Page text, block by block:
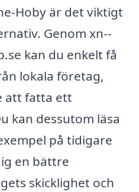
Hoby är det viktigt
Genom xn--
kan du enkelt få
lokala företag,
att fatta ett
kan dessutom läsa
på tidigare
en bättre
skicklighet och